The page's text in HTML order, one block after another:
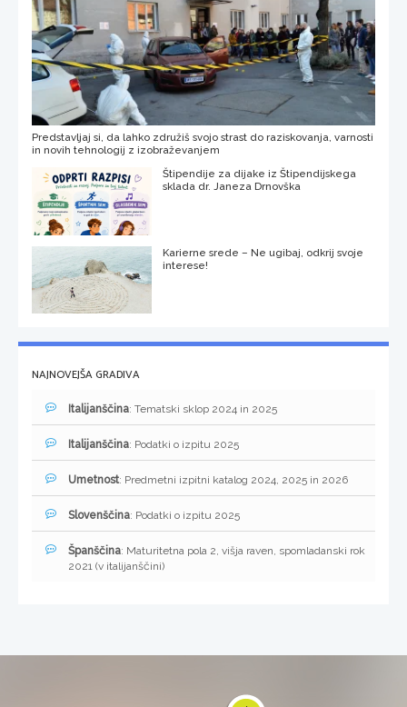
Predstavljaj si, da lahko združiš svojo strast do raziskovanja, varnosti
in novih tehnologij z izobraževanjem
Štipendije za dijake iz Štipendijskega
sklada dr. Janeza Drnovška
Karierne srede – Ne ugibaj, odkrij svoje
interese!
NAJNOVEJŠA GRADIVA
Italijanščina: Tematski sklop 2024 in 2025
Italijanščina: Podatki o izpitu 2025
Umetnost: Predmetni izpitni katalog 2024, 2025 in 2026
Slovenščina: Podatki o izpitu 2025
Španščina: Maturitetna pola 2, višja raven, spomladanski rok
2021 (v italijanščini)